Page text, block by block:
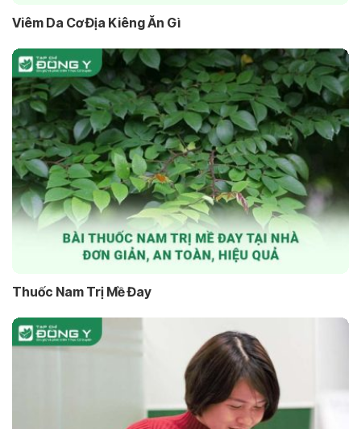
Viêm Da Cơ Địa Kiêng Ăn Gì
Thuốc Nam Trị Mề Đay